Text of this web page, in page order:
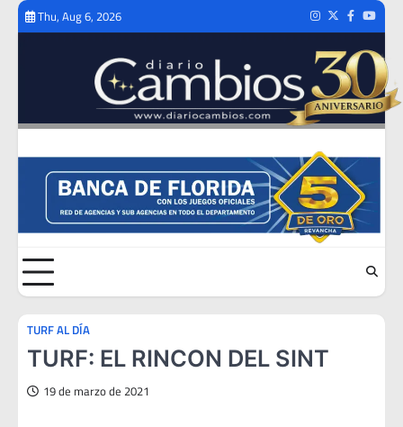
Skip
Thu, Aug 6, 2026 Instagram
TwitterFacebook
TURF AL DÍA
TURF: EL RINCON DEL SINT
19 de marzo de 2021